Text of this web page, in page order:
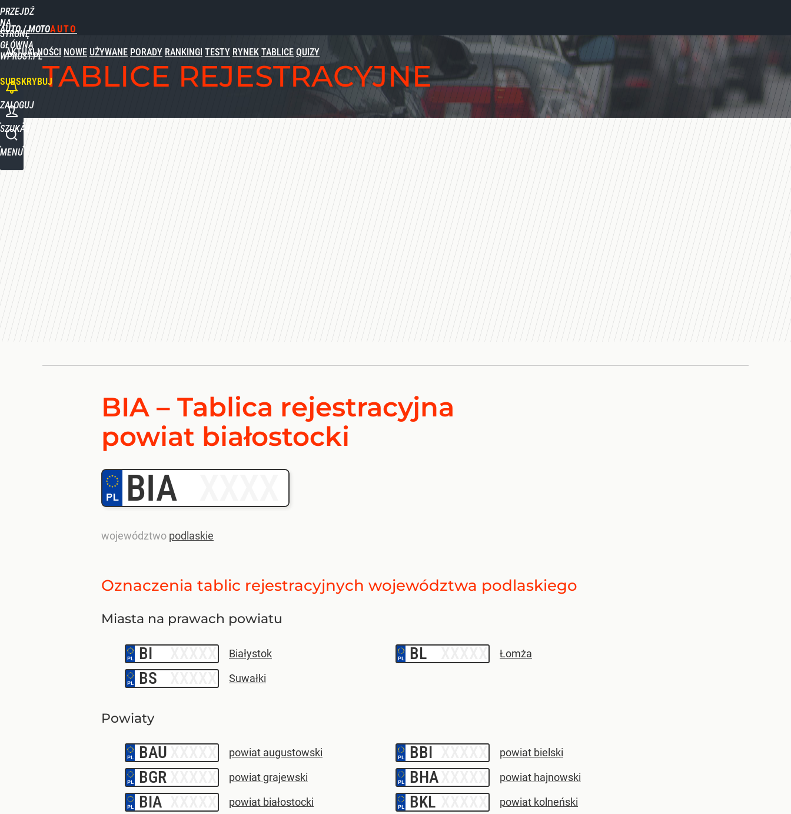
PRZEJDŹ
NA
STRONĘ
GŁÓWNĄ
WPROST.PL
AUTO / MOTO
AKTUALNOŚCI NOWE UŻYWANE PORADY RANKINGI TESTY RYNEK TABLICE QUIZY
SUBSKRYBUJ
ZALOGUJ
SZUKAJ
MENU
TABLICE REJESTRACYJNE
BIA – Tablica rejestracyjna
powiat białostocki
BIA
województwo podlaskie
Oznaczenia tablic rejestracyjnych województwa podlaskiego
Miasta na prawach powiatu
BI Białystok BL Łomża
BS Suwałki
Powiaty
BAU powiat augustowski BBI powiat bielski
BGR powiat grajewski BHA powiat hajnowski
BIA powiat białostocki BKL powiat kolneński